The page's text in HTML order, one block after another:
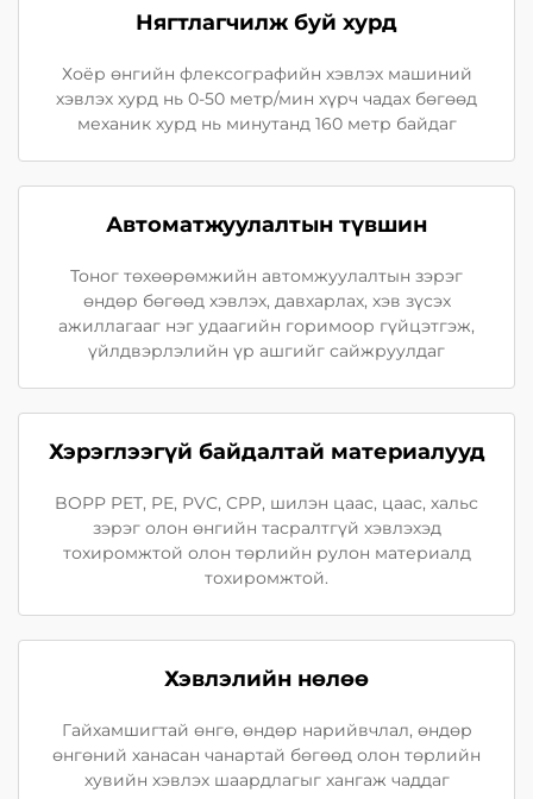
Нягтлагчилж буй хурд
Хоёр өнгийн флексографийн хэвлэх машиний
хэвлэх хурд нь 0-50 метр/мин хүрч чадах бөгөөд
механик хурд нь минутанд 160 метр байдаг
Автоматжуулалтын түвшин
Тоног төхөөрөмжийн автомжуулалтын зэрэг
өндөр бөгөөд хэвлэх, давхарлах, хэв зүсэх
ажиллагааг нэг удаагийн горимоор гүйцэтгэж,
үйлдвэрлэлийн үр ашгийг сайжруулдаг
Хэрэглээгүй байдалтай материалууд
BOPP PET, PE, PVC, CPP, шилэн цаас, цаас, хальс
зэрэг олон өнгийн тасралтгүй хэвлэхэд
тохиромжтой олон төрлийн рулон материалд
тохиромжтой.
Хэвлэлийн нөлөө
Гайхамшигтай өнгө, өндөр нарийвчлал, өндөр
өнгөний ханасан чанартай бөгөөд олон төрлийн
хувийн хэвлэх шаардлагыг хангаж чаддаг